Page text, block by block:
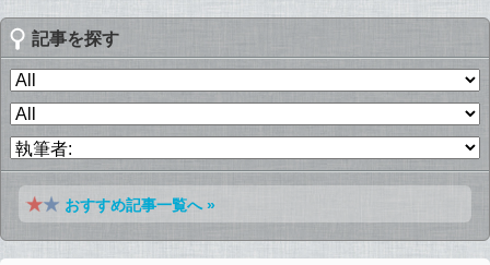
記事を探す
おすすめ記事一覧へ »